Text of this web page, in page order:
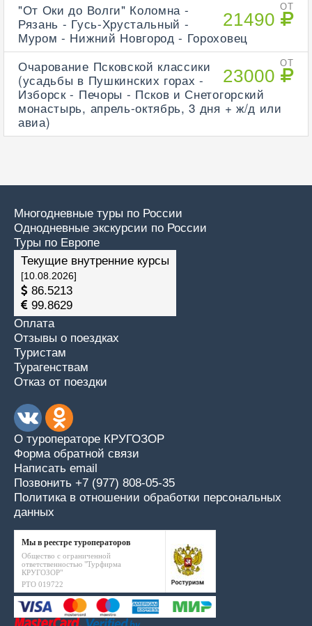
ОТ
21490
"От Оки до Волги" Коломна -
Рязань - Гусь-Хрустальный -
Муром - Нижний Новгород - Гороховец
ОТ
23000
Очарование Псковской классики
(усадьбы в Пушкинских горах -
Изборск - Печоры - Псков и Снетогорский
монастырь, апрель-октябрь, 3 дня + ж/д или
авиа)
Многодневные туры по России
Однодневные экскурсии по России
Туры по Европе
Текущие внутренние курсы
[10.08.2026]
86.5213
99.8629
Оплата
Отзывы о поездках
Туристам
Турагенствам
Отказ от поездки
О туроператоре КРУГОЗОР
Форма обратной связи
Написать email
Позвонить +7 (977) 808-05-35
Политика в отношении обработки персональных
данных
Мы в реестре туроператоров
Общество с ограниченной
ответственностью "Турфирма
КРУГОЗОР"
РТО 019722